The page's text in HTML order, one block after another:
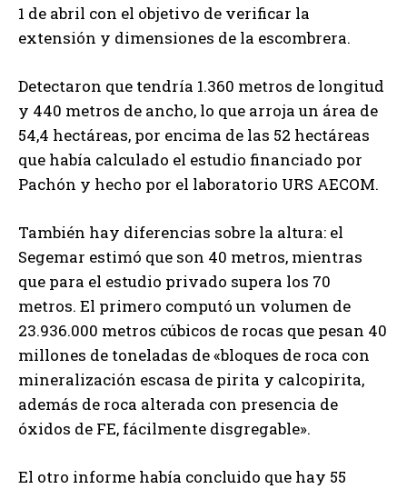
1 de abril con el objetivo de verificar la
extensión y dimensiones de la escombrera.
Detectaron que tendría 1.360 metros de longitud
y 440 metros de ancho, lo que arroja un área de
54,4 hectáreas, por encima de las 52 hectáreas
que había calculado el estudio financiado por
Pachón y hecho por el laboratorio URS AECOM.
También hay diferencias sobre la altura: el
Segemar estimó que son 40 metros, mientras
que para el estudio privado supera los 70
metros. El primero computó un volumen de
23.936.000 metros cúbicos de rocas que pesan 40
millones de toneladas de «bloques de roca con
mineralización escasa de pirita y calcopirita,
además de roca alterada con presencia de
óxidos de FE, fácilmente disgregable».
El otro informe había concluido que hay 55